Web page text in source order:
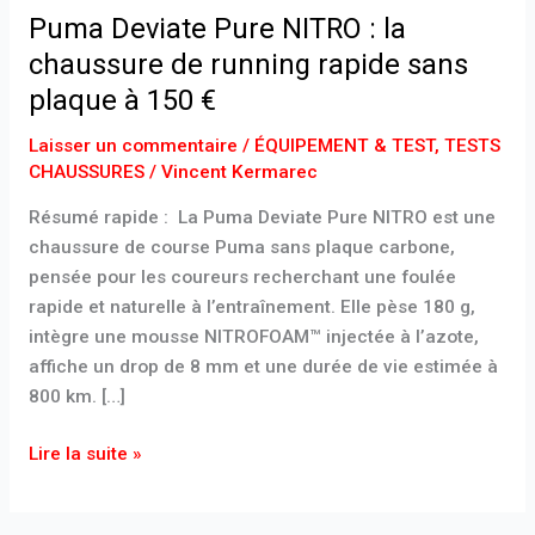
Puma Deviate Pure NITRO : la
chaussure de running rapide sans
plaque à 150 €
Laisser un commentaire / ÉQUIPEMENT & TEST, TESTS
CHAUSSURES/ Vincent Kermarec
Résumé rapide : La Puma Deviate Pure NITRO est une
chaussure de course Puma sans plaque carbone,
pensée pour les coureurs recherchant une foulée
rapide et naturelle à l’entraînement. Elle pèse 180 g,
intègre une mousse NITROFOAM™ injectée à l’azote,
affiche un drop de 8 mm et une durée de vie estimée à
800 km. […]
de
running
rapide
plaque
150
€
Lire la suite »